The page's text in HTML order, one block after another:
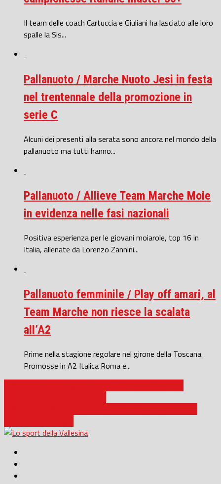
Il team delle coach Cartuccia e Giuliani ha lasciato alle loro
spalle la Sis...
Pallanuoto / Marche Nuoto Jesi in festa
nel trentennale della promozione in
serie C
Alcuni dei presenti alla serata sono ancora nel mondo della
pallanuoto ma tutti hanno...
Pallanuoto / Allieve Team Marche Moie
in evidenza nelle fasi nazionali
Positiva esperienza per le giovani moiarole, top 16 in
Italia, allenate da Lorenzo Zannini...
Pallanuoto femminile / Play off amari, al
Team Marche non riesce la scalata
all’A2
Prime nella stagione regolare nel girone della Toscana.
Promosse in A2 Italica Roma e...